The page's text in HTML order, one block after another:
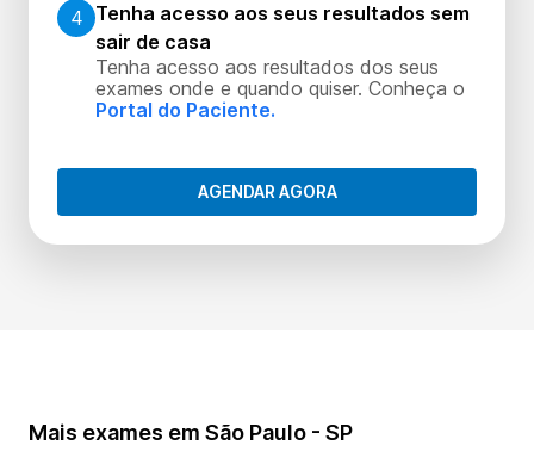
4 Tenha acesso aos seus resultados sem
sair de casa
Tenha acesso aos resultados dos seus
exames onde e quando quiser. Conheça o
Portal do Paciente.
AGENDAR AGORA
Mais exames em São Paulo - SP